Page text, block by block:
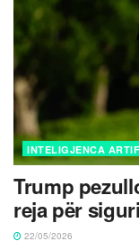
INTELIGJENCA
Trump
reja për
22/05/2026